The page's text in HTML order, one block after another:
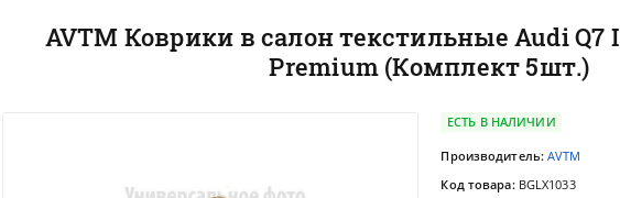
AVTM Коврики в салон текстильные Audi Q7
Premium (Комплект 5шт.)
ЕСТЬ В НАЛИЧИИ
Производитель:AVTM
Код товара: BGLX1033